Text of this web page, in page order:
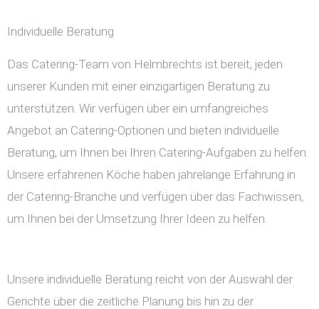
Individuelle Beratung
Das Catering-Team von Helmbrechts ist bereit, jeden
unserer Kunden mit einer einzigartigen Beratung zu
unterstützen. Wir verfügen über ein umfangreiches
Angebot an Catering-Optionen und bieten individuelle
Beratung, um Ihnen bei Ihren Catering-Aufgaben zu helfen.
Unsere erfahrenen Köche haben jahrelange Erfahrung in
der Catering-Branche und verfügen über das Fachwissen,
um Ihnen bei der Umsetzung Ihrer Ideen zu helfen.
Unsere individuelle Beratung reicht von der Auswahl der
Gerichte über die zeitliche Planung bis hin zu der